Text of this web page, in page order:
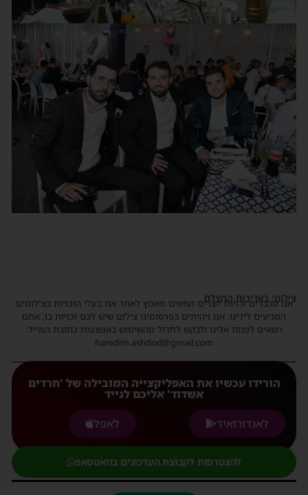
באדיבות המצלם
אנו מכבדים זכויות יוצרים ועושים מאמץ לאתר את בעלי הזכויות בצילומים
המגיעים לידינו. אם זיהיתים בפרסומינו צילום שיש לכם זכויות בו, אתם
רשאים לפנות אלינו ולבקש לחדול מהשימוש באמצעות כתובת המייל:
haredim.ashdod@gmail.com
הורידו עכשיו את האפליקצייה המובילה של 'חרדים
אשדוד' אליכם לנייד
לאנדורואיד
לאפל
להצטרפות לקבוצת העדכונים בוואטסאפ